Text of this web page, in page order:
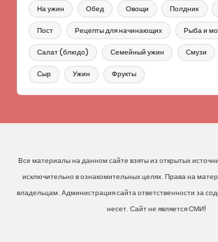
На ужин Обед Овощи Полдник
Пост Рецепты для начинающих Рыба и
Салат (блюдо) Семейный ужин Смузи
Сыр Ужин Фрукты
Все материалы на данном сайте взяты из открытых
исключительно в ознакомительных целях. Права на
владельцам. Администрация сайта ответственности за
несет. Сайт не является СМИ!